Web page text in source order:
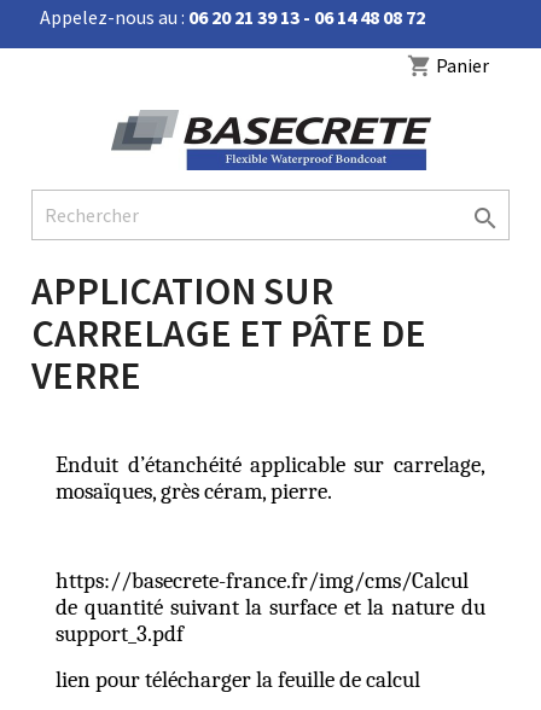
Appelez-nous au : 06 20 21 39 13 - 06 14 48 08 72
shopping_cart Panier

APPLICATION SUR
CARRELAGE ET PÂTE DE
VERRE
Enduit d’étanchéité applicable sur carrelage,
mosaïques, grès céram, pierre.
https://basecrete-france.fr/img/cms/Calcul
de quantité suivant la surface et la nature du
support_3.pdf
lien pour télécharger la feuille de calcul